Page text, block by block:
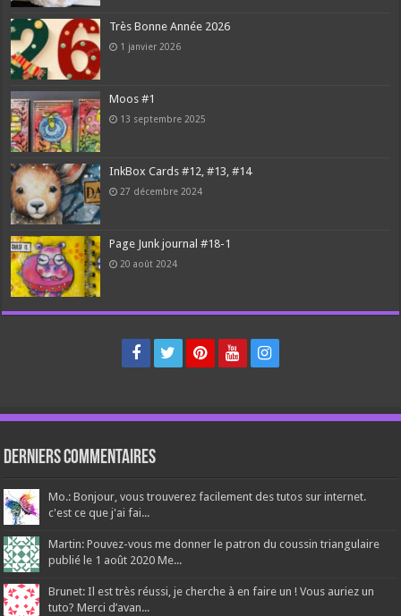
Très Bonne Année 2026
1 janvier 2026
Moos #1
13 septembre 2025
InkBox Cards #12, #13, #14
27 décembre 2024
Page Junk journal #18-1
20 août 2024
Derniers Commentaires
Mo.: Bonjour, vous trouverez facilement des tutos sur internet.
c'est ce que j'ai fai...
Martin: Pouvez-vous me donner le patron du coussin triangulaire
publié le 1 août 2020 Me...
Brunet: Il est très réussi, je cherche à en faire un ! Vous auriez un
tuto? Merci d’avan...